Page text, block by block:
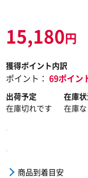
15,180円
獲得ポイント内訳
ポイント： 69ポイン
出荷予定
在庫切れです
在庫
在庫
商品到着目安